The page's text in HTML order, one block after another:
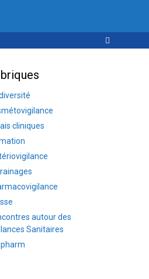
cliniques
autour des
Sanitaires